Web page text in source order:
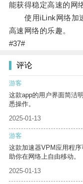
能获得稳定高速的网
使用iLink网络加速
高速网络的乐趣。
#37#
评论
游客
这款app的用户界面简洁
悉操作。
2025-01-13
游客
这款加速器VPM应用程
助你在网络上自由移动。
2025-01-13